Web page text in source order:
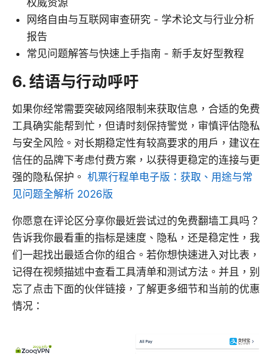
网络自由与互联网审查研究 - 学术论文与行业分析
报告
常见问题解答与快速上手指南 - 新手友好型教程
6. 结语与行动呼吁
如果你经常需要突破网络限制来获取信息，合适的免费
工具确实能帮到忙，但请时刻保持警觉，审慎评估隐私
与安全风险。对长期稳定性有较高要求的用户，建议在
信任的品牌下考虑付费方案，以获得更稳定的连接与更
强的隐私保护。 机票行程单电子版：获取、用途与常
见问题全解析 2026版
你愿意在评论区分享你最近尝试过的免费翻墙工具吗？
告诉我你最看重的指标是速度、隐私，还是稳定性，我
们一起找出最适合你的组合。若你想快速进入对比表，
记得在视频描述中查看工具清单和测试方法。并且，别
忘了点击下面的伙伴链接，了解更多细节和当前的优惠
情况：